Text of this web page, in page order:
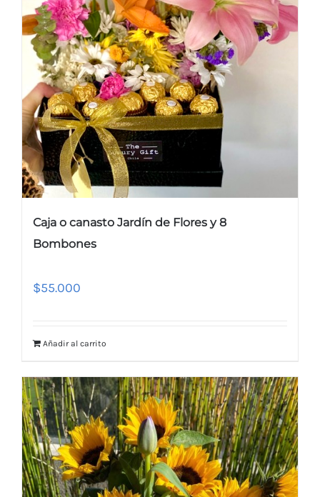
Caja o canasto Jardín de Flores y 8
Bombones
$55.000
Añadir al carrito